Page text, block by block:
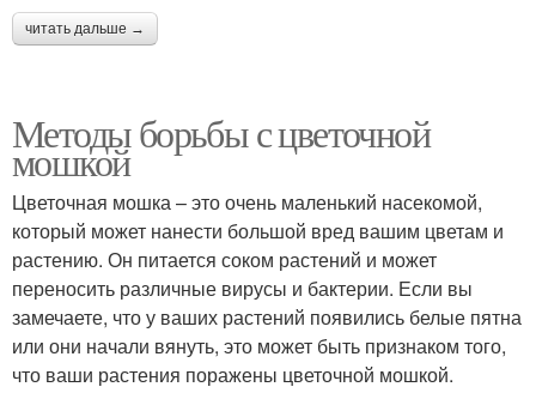
читать дальше →
Методы борьбы с цветочной
мошкой
Цветочная мошка – это очень маленький насекомой,
который может нанести большой вред вашим цветам и
растению. Он питается соком растений и может
переносить различные вирусы и бактерии. Если вы
замечаете, что у ваших растений появились белые пятна
или они начали вянуть, это может быть признаком того,
что ваши растения поражены цветочной мошкой.